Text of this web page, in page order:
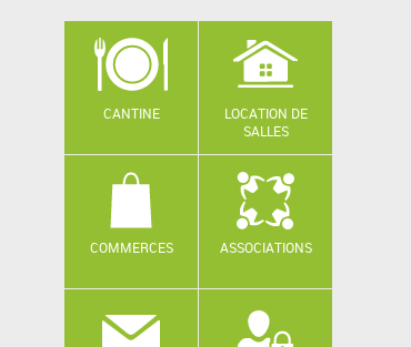
CANTINE
LOCATION DE
SALLES
COMMERCES ASSOCIATIONS